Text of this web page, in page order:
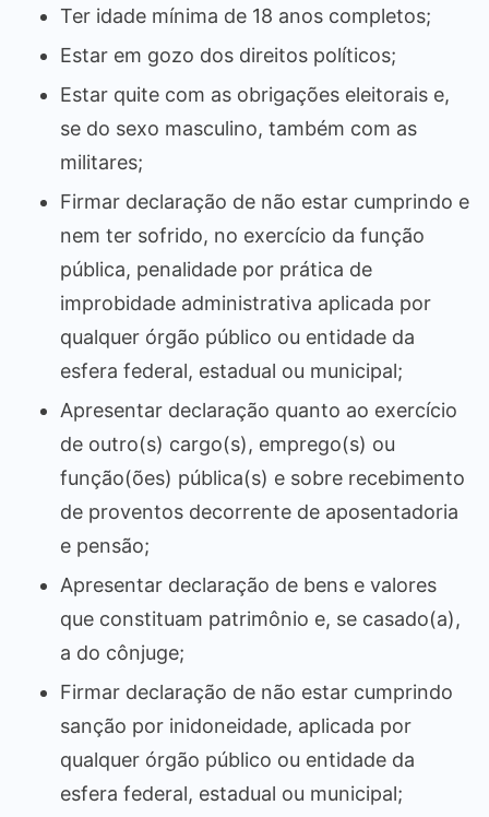
Ter idade mínima de 18 anos completos;
Estar em gozo dos direitos políticos;
Estar quite com as obrigações eleitorais e,
se do sexo masculino, também com as
militares;
Firmar declaração de não estar cumprindo e
nem ter sofrido, no exercício da função
pública, penalidade por prática de
improbidade administrativa aplicada por
qualquer órgão público ou entidade da
esfera federal, estadual ou municipal;
Apresentar declaração quanto ao exercício
de outro(s) cargo(s), emprego(s) ou
função(ões) pública(s) e sobre recebimento
de proventos decorrente de aposentadoria
e pensão;
Apresentar declaração de bens e valores
que constituam patrimônio e, se casado(a),
a do cônjuge;
Firmar declaração de não estar cumprindo
sanção por inidoneidade, aplicada por
qualquer órgão público ou entidade da
esfera federal, estadual ou municipal;